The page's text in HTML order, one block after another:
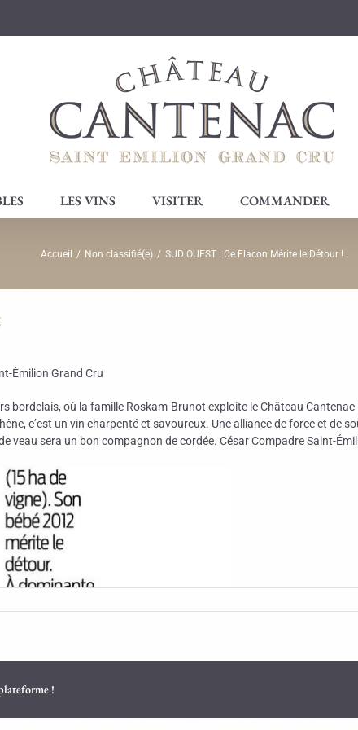
LES VINS VISITER COMMANDER
Accueil / Non classifié(e) / SUD OUEST : Ce Flacon Mérite le Détour !
Émilion Grand Cru
bordelais, où la famille Roskam-Brunot exploite le Château
c’est un vin charpenté et savoureux. Une alliance de force et de
veau sera un bon compagnon de cordée. César Compadre Saint-
!